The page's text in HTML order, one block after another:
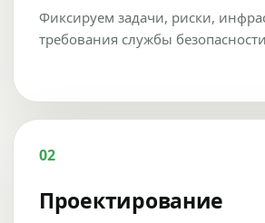
Фиксируем задачи, риски,
требования службы
02
Проектирование